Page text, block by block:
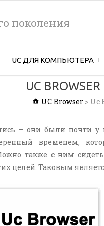
поколения
UC ДЛЯ КОМПЬЮТЕРА
UC
UC Browser> Uc
– они были почти у
временем,
также с ним сидеть
целей. Таковым